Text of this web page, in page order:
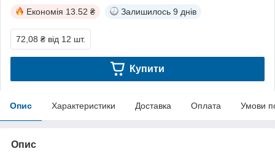
Економія 13.52 ₴ Залишилось 9 днів
72,08 ₴ від 12 шт.
Купити
Опис Характеристики Доставка Оплата Умови
Опис